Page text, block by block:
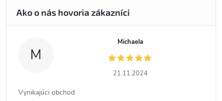
M
Michaela
21.11.2024
Vynikajúci obchod